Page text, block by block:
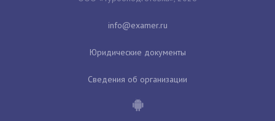
Юридические документы
Сведения об организации